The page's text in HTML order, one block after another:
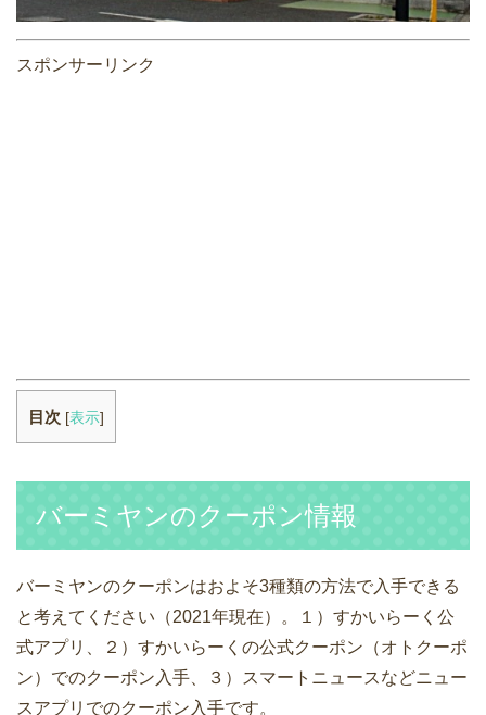
スポンサーリンク
目次 [表示]
バーミヤンのクーポン情報
バーミヤンのクーポンはおよそ3種類の方法で入手できる
と考えてください（2021年現在）。１）すかいらーく公
式アプリ、２）すかいらーくの公式クーポン（オトクーポ
ン）でのクーポン入手、３）スマートニュースなどニュー
スアプリでのクーポン入手です。